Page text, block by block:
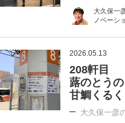
大久保一
ノベーシ
2026.05.13
208軒目
蕗のとう
甘鯛くるく
大久保一彦